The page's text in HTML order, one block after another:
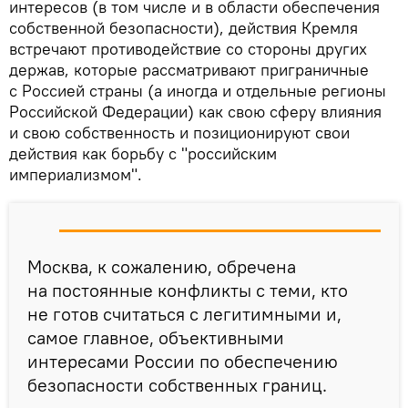
интересов (в том числе и в области обеспечения
собственной безопасности), действия Кремля
встречают противодействие со стороны других
держав, которые рассматривают приграничные
с Россией страны (а иногда и отдельные регионы
Российской Федерации) как свою сферу влияния
и свою собственность и позиционируют свои
действия как борьбу с "российским
империализмом".
Москва, к сожалению, обречена
на постоянные конфликты с теми, кто
не готов считаться с легитимными и,
самое главное, объективными
интересами России по обеспечению
безопасности собственных границ.